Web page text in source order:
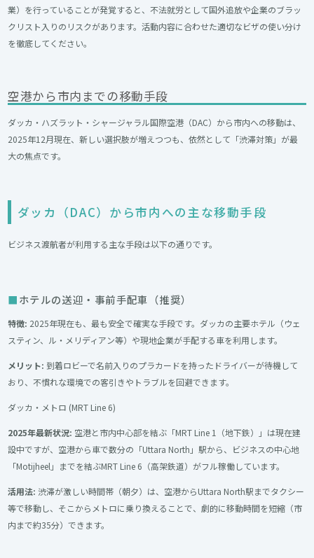
業）を行っていることが発覚すると、不法就労として国外追放や企業のブラッ
クリスト入りのリスクがあります。活動内容に合わせた適切なビザの使い分け
を徹底してください。
空港から市内までの移動手段
ダッカ・ハズラット・シャージャラル国際空港（DAC）から市内への移動は、
2025年12月現在、新しい選択肢が増えつつも、依然として「渋滞対策」が最
大の焦点です。
ダッカ（DAC）から市内への主な移動手段
ビジネス渡航者が利用する主な手段は以下の通りです。
ホテルの送迎・事前手配車（推奨）
特徴: 2025年現在も、最も安全で確実な手段です。ダッカの主要ホテル（ウェ
スティン、ル・メリディアン等）や現地企業が手配する車を利用します。
メリット: 到着ロビーで名前入りのプラカードを持ったドライバーが待機して
おり、不慣れな環境での客引きやトラブルを回避できます。
ダッカ・メトロ (MRT Line 6)
2025年最新状況: 空港と市内中心部を結ぶ「MRT Line 1（地下鉄）」は現在建
設中ですが、空港から車で数分の「Uttara North」駅から、ビジネスの中心地
「Motijheel」までを結ぶMRT Line 6（高架鉄道）がフル稼働しています。
活用法: 渋滞が激しい時間帯（朝夕）は、空港からUttara North駅までタクシー
等で移動し、そこからメトロに乗り換えることで、劇的に移動時間を短縮（市
内まで約35分）できます。